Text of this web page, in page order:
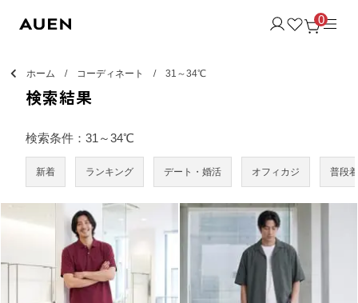
0
ホーム コーディネート 31～34℃
検索結果
検索条件：31～34℃
新着 ランキング デート・婚活 オフィカジ 普段